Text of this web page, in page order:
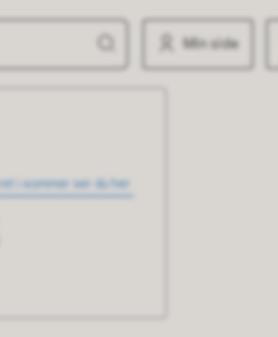
Min side
i sommer ser du her